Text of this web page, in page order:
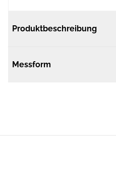
Produktbeschreibung
Messform